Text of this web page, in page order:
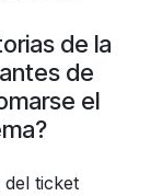
de la
de
el
del ticket